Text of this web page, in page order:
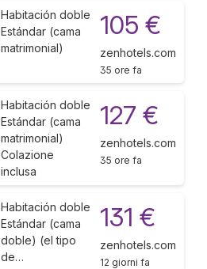
Habitación doble
Estándar (cama
matrimonial)
105 €
zenhotels.com
35 ore fa
Habitación doble
Estándar (cama
matrimonial)
Colazione
inclusa
127 €
zenhotels.com
35 ore fa
Habitación doble
Estándar (cama
doble) (el tipo
de…
131 €
zenhotels.com
12 giorni fa